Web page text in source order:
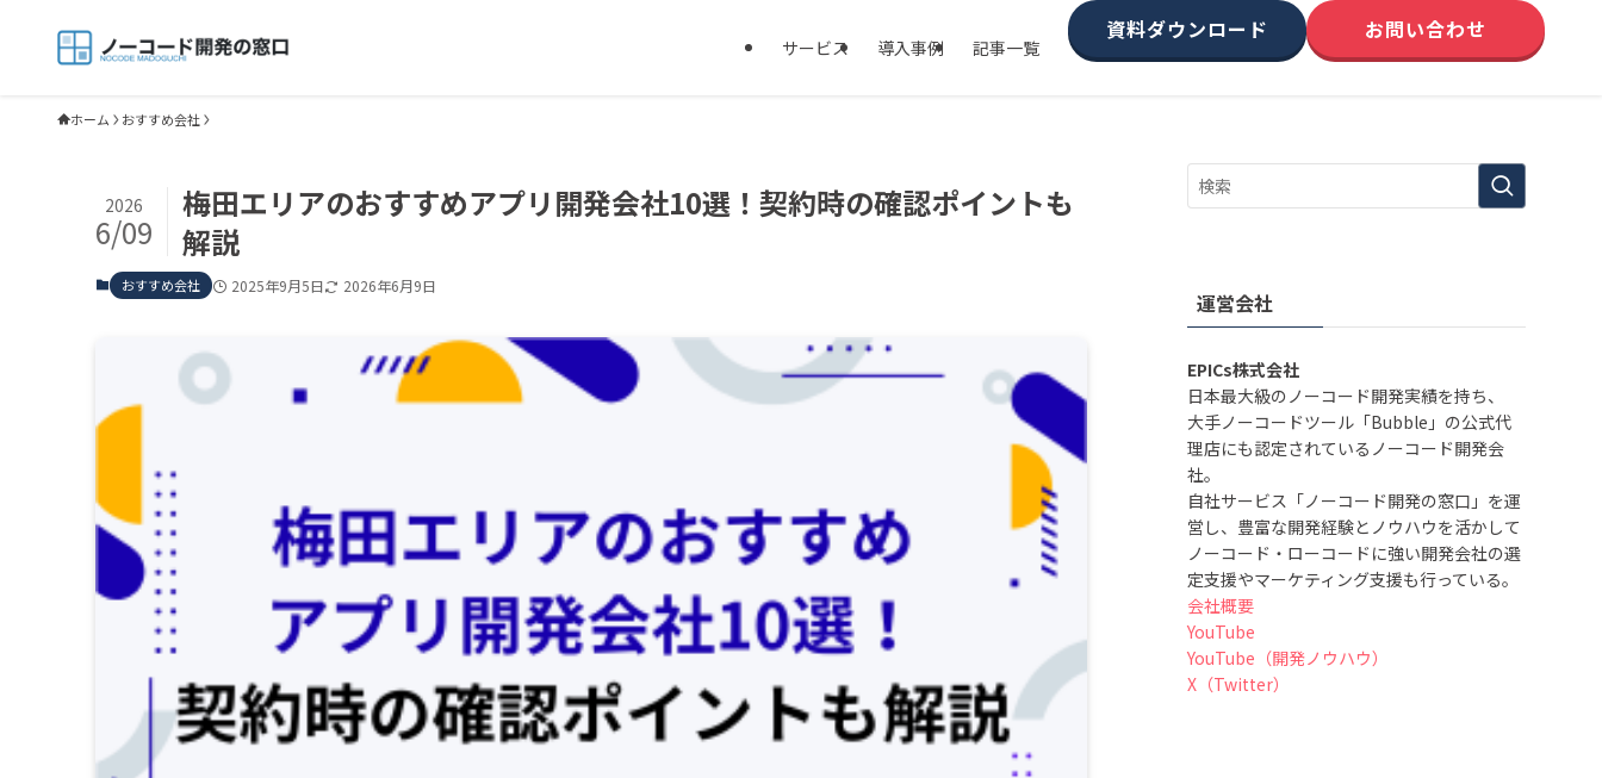
サービス 導入事例 記事一覧
資料ダウンロード お問い合わせ
ホーム おすすめ会社
梅田エリアのおすすめアプリ開発会社10選！契約時の確認ポイントも
解説
2026
6/09
おすすめ会社 2025年9月5日 2026年6月9日
運営会社
EPICs株式会社
日本最大級のノーコード開発実績を持ち、
大手ノーコードツール「Bubble」の公式代
理店にも認定されているノーコード開発会
社。
自社サービス「ノーコード開発の窓口」を運
営し、豊富な開発経験とノウハウを活かして
ノーコード・ローコードに強い開発会社の選
定支援やマーケティング支援も行っている。
会社概要
YouTube
YouTube（開発ノウハウ）
X（Twitter）